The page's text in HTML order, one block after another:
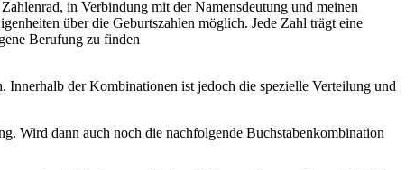
in Verbindung mit der Namensdeutung und meinen
über die Geburtszahlen möglich. Jede Zahl trägt eine
Berufung zu finden
Innerhalb der Kombinationen ist jedoch die spezielle Verteilung und
Wird dann auch noch die nachfolgende Buchstabenkombination